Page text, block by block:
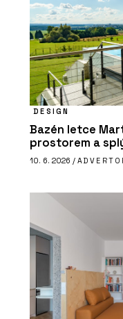
DESIGN
Bazén letce
prostorem a
10. 6. 2026 /